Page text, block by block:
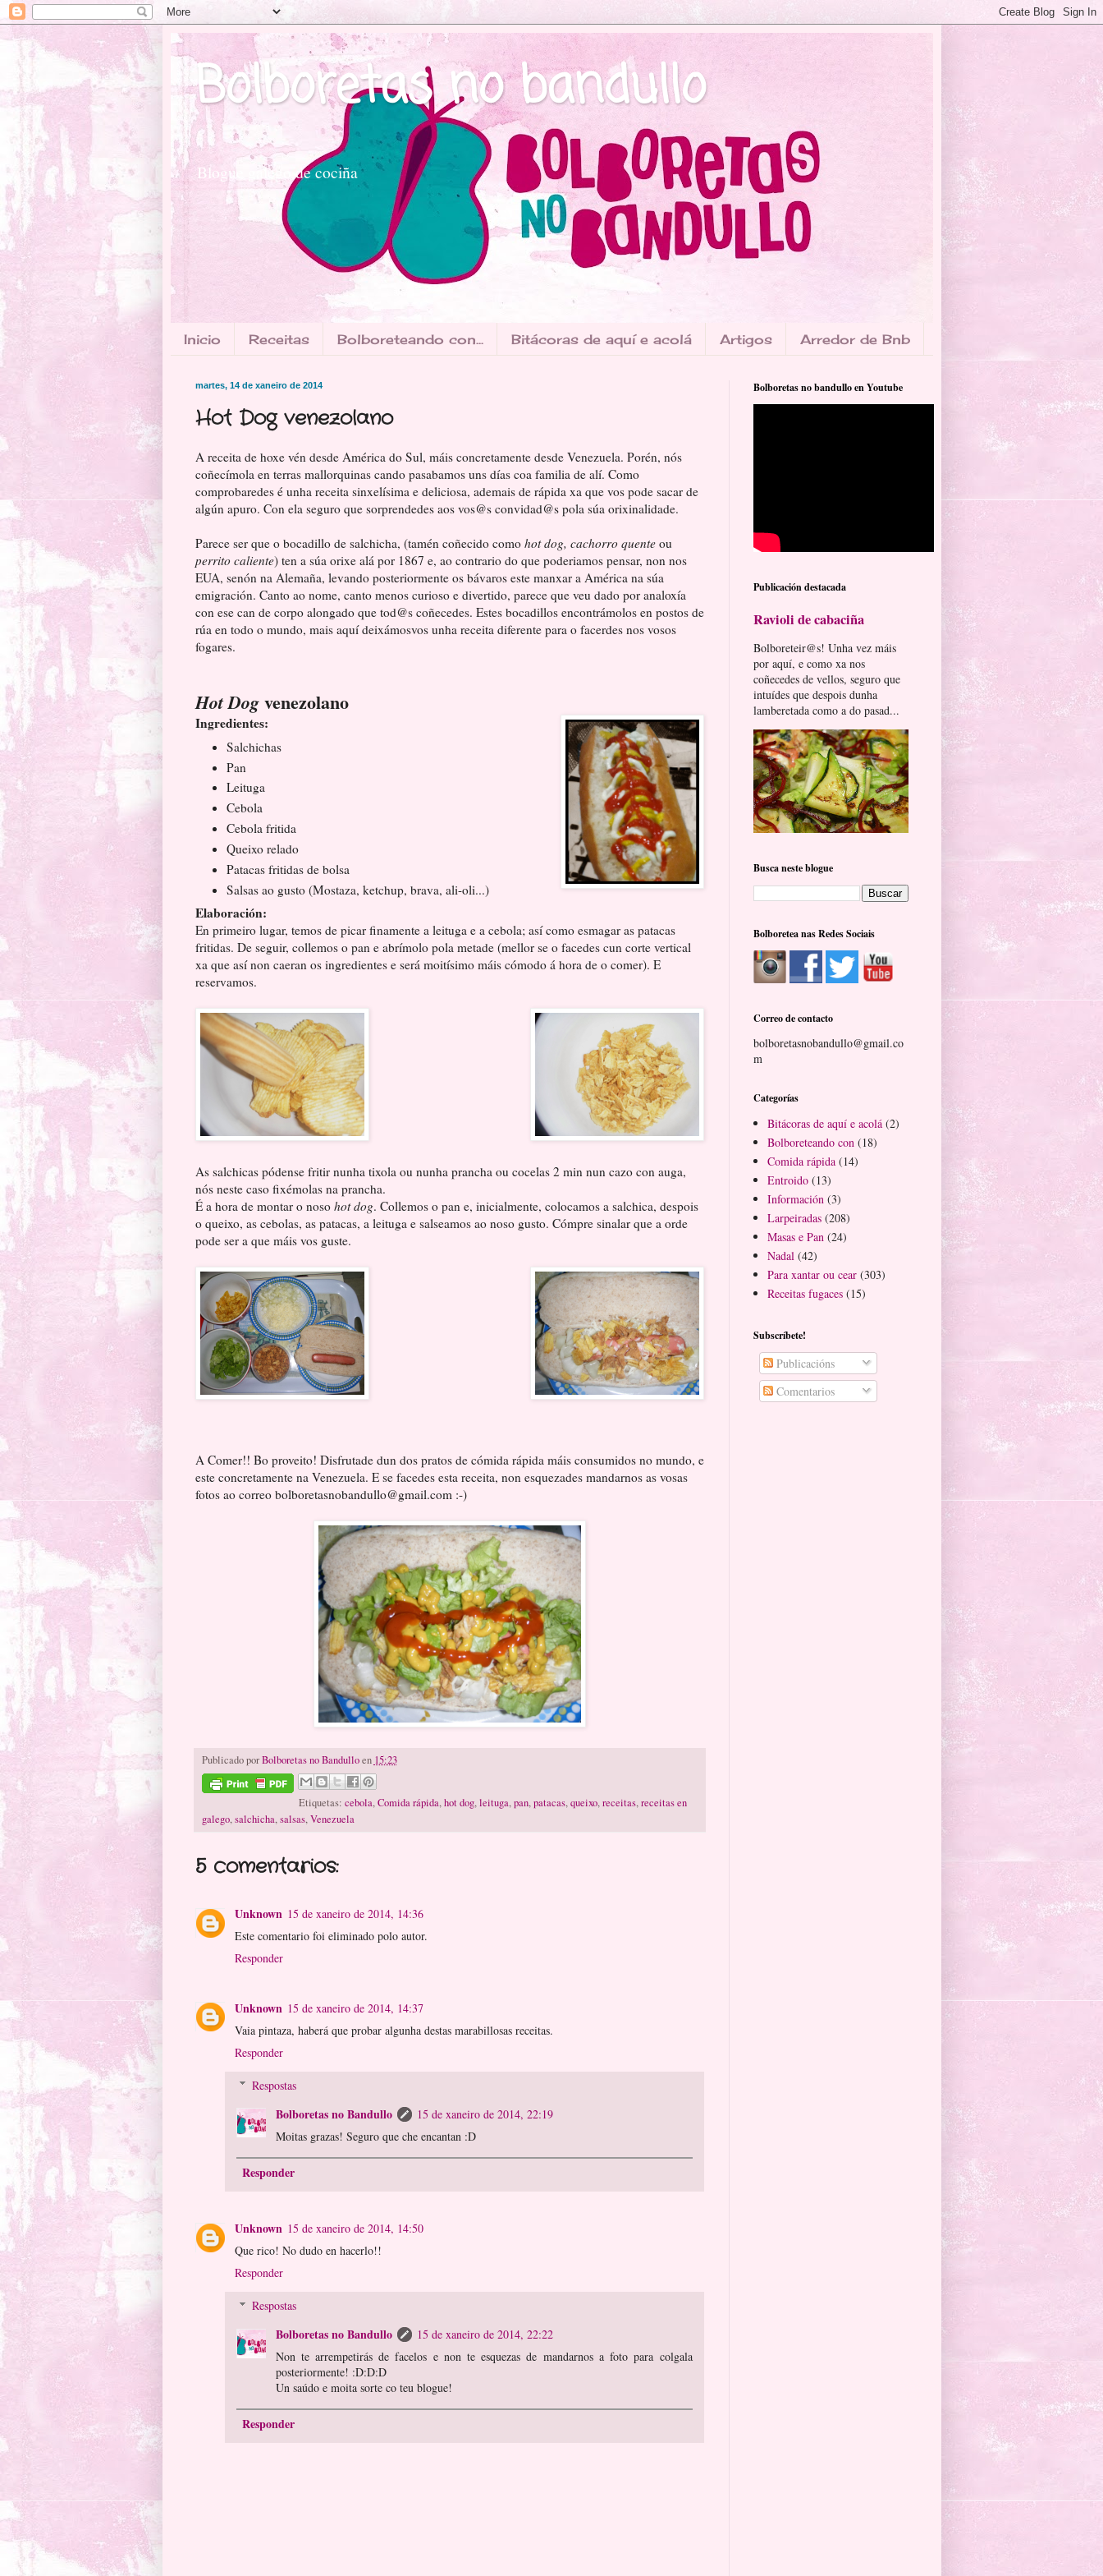
Bolboretas no bandullo
Blogue galego de cociña
Inicio Receitas Bolboreteando con... Bitácoras de aquí e acolá Artigos Arredor de Bnb
martes, 14 de xaneiro de 2014
Hot Dog venezolano
A receita de hoxe vén desde América do Sul, máis concretamente desde Venezuela. Porén, nós
coñecímola en terras mallorquinas cando pasabamos uns días coa familia de alí. Como
comprobaredes é unha receita sinxelísima e deliciosa, ademais de rápida xa que vos pode sacar de
algún apuro. Con ela seguro que sorprendedes aos vos@s convidad@s pola súa orixinalidade.
Parece ser que o bocadillo de salchicha, (tamén coñecido como hot dog, cachorro quente ou
perrito caliente) ten a súa orixe alá por 1867 e, ao contrario do que poderiamos pensar, non nos
EUA, senón na Alemaña, levando posteriormente os bávaros este manxar a América na súa
emigración. Canto ao nome, canto menos curioso e divertido, parece que veu dado por analoxía
con ese can de corpo alongado que tod@s coñecedes. Estes bocadillos encontrámolos en postos de
rúa en todo o mundo, mais aquí deixámosvos unha receita diferente para o facerdes nos vosos
fogares.
Hot Dogvenezolano
Ingredientes:
Salchichas
Pan
Leituga
Cebola
Cebola fritida
Queixo relado
Patacas fritidas de bolsa
Salsas ao gusto (Mostaza, ketchup, brava, ali-oli...)
Elaboración:
En primeiro lugar, temos de picar finamente a leituga e a cebola; así como esmagar as patacas
fritidas. De seguir, collemos o pan e abrímolo pola metade (mellor se o facedes cun corte vertical
xa que así non caeran os ingredientes e será moitísimo máis cómodo á hora de o comer). E
reservamos.
As salchicas pódense fritir nunha tixola ou nunha prancha ou cocelas 2 min nun cazo con auga,
nós neste caso fixémolas na prancha.
É a hora de montar o noso hot dog. Collemos o pan e, inicialmente, colocamos a salchica, despois
o queixo, as cebolas, as patacas, a leituga e salseamos ao noso gusto. Cómpre sinalar que a orde
pode ser a que máis vos guste.
A Comer!! Bo proveito! Disfrutade dun dos pratos de cómida rápida máis consumidos no mundo, e
este concretamente na Venezuela. E se facedes esta receita, non esquezades mandarnos as vosas
fotos ao correo bolboretasnobandullo@gmail.com :-)
Publicado porBolboretas no Bandullo en 15:23
Etiquetas: cebola,Comida rápida,hot dog,leituga,pan,patacas,queixo,receitas,receitas en
galego,salchicha,salsas,Venezuela
5 comentarios:
Unknown 15 de xaneiro de 2014, 14:36
Este comentario foi eliminado polo autor.
Responder
Unknown 15 de xaneiro de 2014, 14:37
Vaia pintaza, haberá que probar algunha destas marabillosas receitas.
Responder
Respostas
Bolboretas no Bandullo
15 de xaneiro de 2014, 22:19
Moitas grazas! Seguro que che encantan :D
Responder
Unknown 15 de xaneiro de 2014, 14:50
Que rico! No dudo en hacerlo!!
Responder
Respostas
Bolboretas no Bandullo
15 de xaneiro de 2014, 22:22
Non te arrempetirás de facelos e non te esquezas de mandarnos a foto para colgala
posteriormente! :D:D:D
Un saúdo e moita sorte co teu blogue!
Responder
Bolboretas no bandullo en Youtube
Publicación destacada
Ravioli de cabaciña
Bolboreteir@s! Unha vez máis
por aquí, e como xa nos
coñecedes de vellos, seguro que
intuídes que despois dunha
lamberetada como a do pasad...
Busca neste blogue
Bolboretea nas Redes Sociais
Correo de contacto
bolboretasnobandullo@gmail.co
m
Categorías
Bitácoras de aquí e acolá (2)
Bolboreteando con (18)
Comida rápida (14)
Entroido (13)
Información (3)
Larpeiradas (208)
Masas e Pan (24)
Nadal (42)
Para xantar ou cear (303)
Receitas fugaces (15)
Subscríbete!
Publicacións
Comentarios